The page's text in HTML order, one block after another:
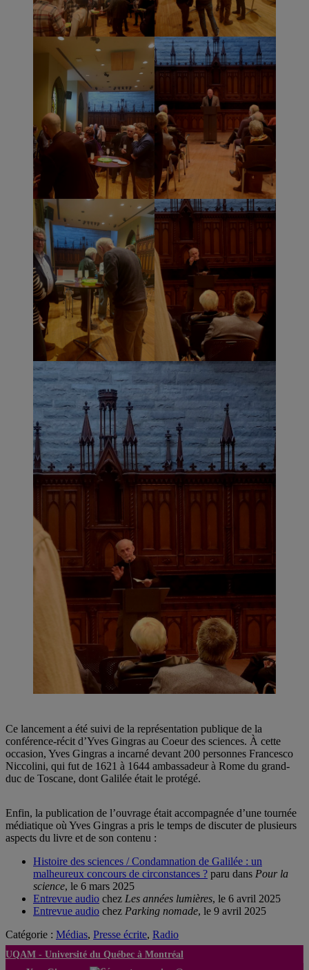
Ce lancement a été suivi de la représentation publique de la
conférence-récit d’Yves Gingras au Coeur des sciences. À cette
occasion, Yves Gingras a incarné devant 200 personnes Francesco
Niccolini, qui fut de 1621 à 1644 ambassadeur à Rome du grand-
duc de Toscane, dont Galilée était le protégé.
Enfin, la publication de l’ouvrage était accompagnée d’une tournée
médiatique où Yves Gingras a pris le temps de discuter de plusieurs
aspects du livre et de son contenu :
Histoire des sciences / Condamnation de Galilée : un
malheureux concours de circonstances ? paru dans Pour la
science, le 6 mars 2025
Entrevue audio chez Les années lumières, le 6 avril 2025
Entrevue audio chez Parking nomade, le 9 avril 2025
Catégorie : Médias, Presse écrite, Radio
UQAM - Université du Québec à Montréal